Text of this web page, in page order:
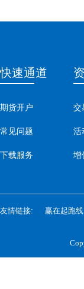
快速通道
期货开户
常见问题
下载服务
交
活
增
友情链接: 赢在起跑线